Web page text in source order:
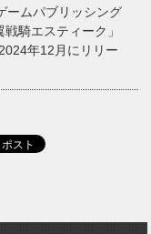
ムパブリッシング
騎エスティーク」
年12月にリリー